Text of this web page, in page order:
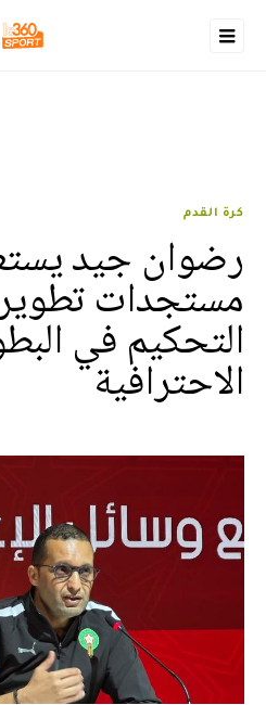
كرة القدم
رضوان جيد
مستجدات
التحكيم في
الاحترافية